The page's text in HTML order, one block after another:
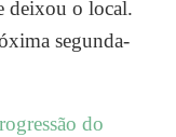
deixou o local.
segunda-
do